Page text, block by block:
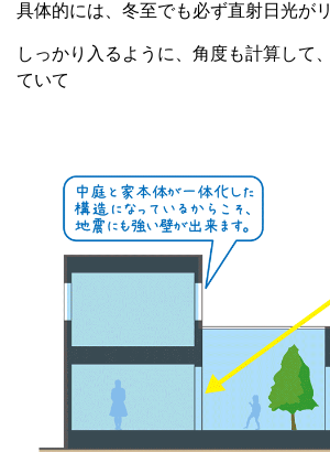
具体的には、冬至でも必ず直射日光が
しっかり入るように、角度も計算して
ていて